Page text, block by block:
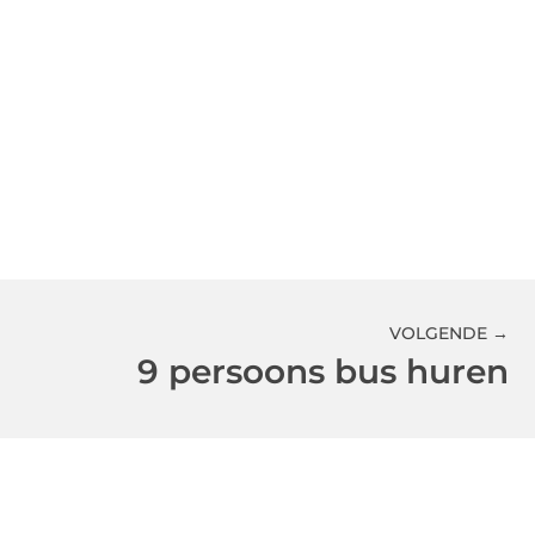
VOLGENDE →
9 persoons bus huren